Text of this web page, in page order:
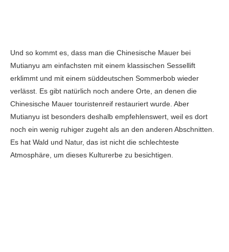
Und so kommt es, dass man die Chinesische Mauer bei
Mutianyu am einfachsten mit einem klassischen Sessellift
erklimmt und mit einem süddeutschen Sommerbob wieder
verlässt. Es gibt natürlich noch andere Orte, an denen die
Chinesische Mauer touristenreif restauriert wurde. Aber
Mutianyu ist besonders deshalb empfehlenswert, weil es dort
noch ein wenig ruhiger zugeht als an den anderen Abschnitten.
Es hat Wald und Natur, das ist nicht die schlechteste
Atmosphäre, um dieses Kulturerbe zu besichtigen.